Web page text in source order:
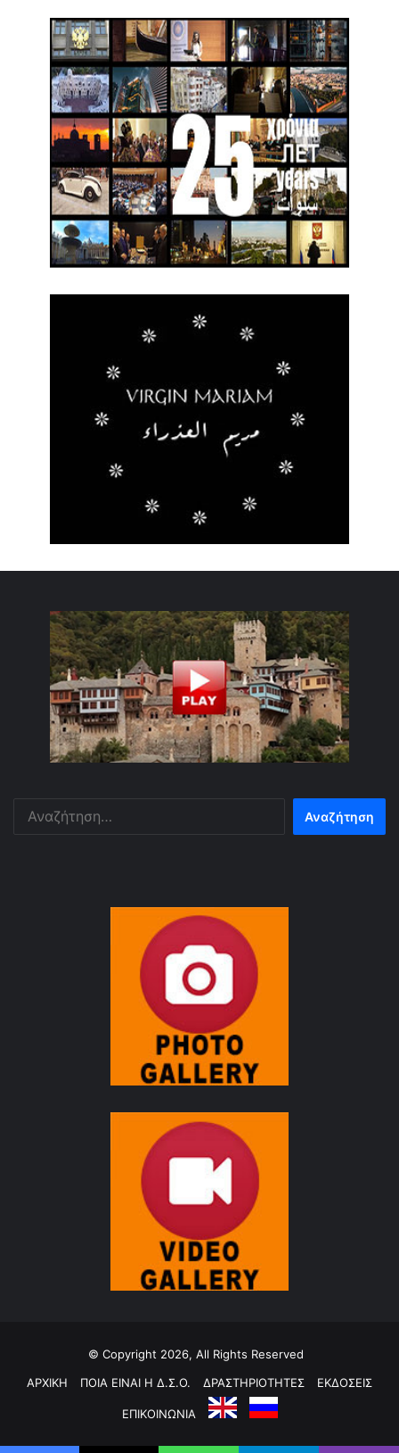
© Copyright 2026, All Rights Reserved
ΑΡΧΙΚΗ
ΠΟΙΑ ΕΙΝΑΙ Η Δ.Σ.Ο. ΔΡΑΣΤΗΡΙΟΤΗΤΕΣ ΕΚΔΟΣΕΙΣ
ΕΠΙΚΟΙΝΩΝΙΑ